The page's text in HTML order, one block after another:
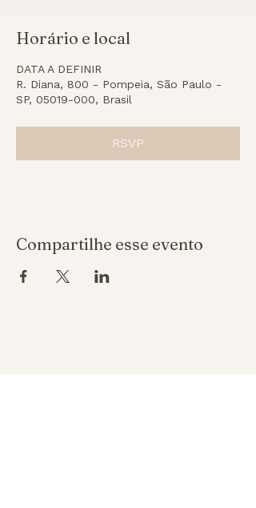
Horário e local
DATA A DEFINIR
R. Diana, 800 - Pompeia, São Paulo -
SP, 05019-000, Brasil
RSVP
Compartilhe esse evento